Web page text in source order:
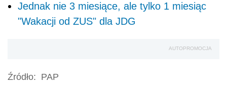
Jednak nie 3 miesiące, ale tylko 1 miesiąc
"Wakacji od ZUS" dla JDG
AUTOPROMOCJA
Źródło: PAP